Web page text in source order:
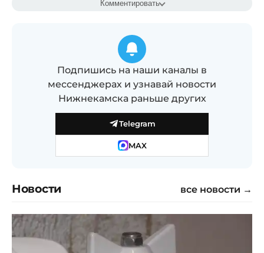
Комментировать
Подпишись на наши каналы в
мессенджерах и узнавай новости
Нижнекамска раньше других
Telegram
MAX
Новости все новости →